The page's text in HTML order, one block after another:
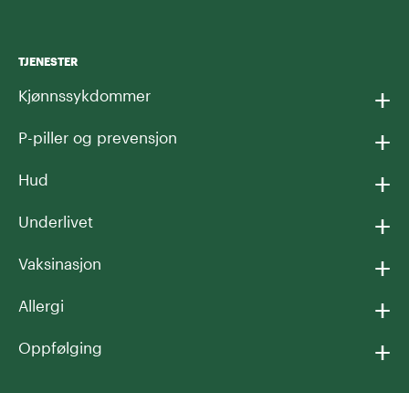
TJENESTER
Kjønnssykdommer +
P-piller og prevensjon +
Hud +
Underlivet +
Vaksinasjon +
Allergi +
Oppfølging +